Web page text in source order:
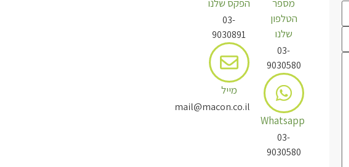
מספר
הטלפון
שלנו
03-
9030580
Whatsapp
03-
9030580
הפקס שלנו
03-
9030891
מייל
mail@macon.co.il